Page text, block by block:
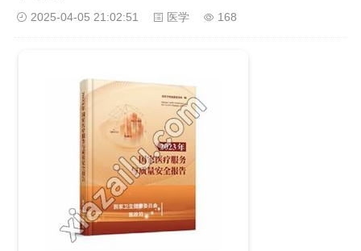
2025-04-05 21:02:51 医学 168